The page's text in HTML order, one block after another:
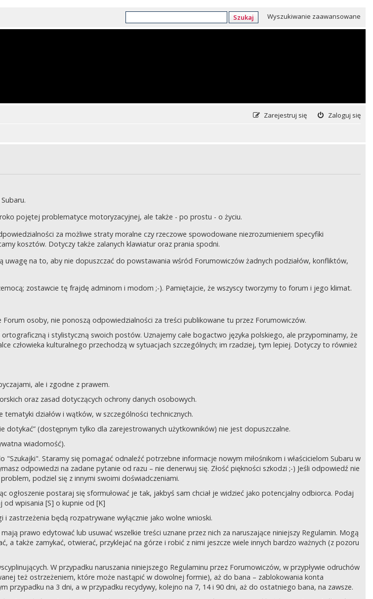
Szukaj Wyszukiwanie zaawansowane
Zaloguj się
Zarejestruj się
pojętej problematyce motoryzacyjnej, ale także - po prostu - o życiu.
za możliwe straty moralne czy rzeczowe spowodowane niezrozumieniem specyfiki
kosztów. Dotyczy także zalanych klawiatur oraz prania spodni.
na to, aby nie dopuszczać do powstawania wśród Forumowiczów żadnych podziałów, konfliktów,
zostawcie tę frajdę adminom i modom ;-). Pamiętajcie, że wszyscy tworzymy to forum i jego klimat.
osoby, nie ponoszą odpowiedzialności za treści publikowane tu przez Forumowiczów.
i stylistyczną swoich postów. Uznajemy całe bogactwo języka polskiego, ale przypominamy, że
człowieka kulturalnego przechodzą w sytuacjach szczególnych; im rzadziej, tym lepiej. Dotyczy to również
ale i zgodne z prawem.
oraz zasad dotyczących ochrony danych osobowych.
działów i wątków, w szczególności technicznych.
dotykać” (dostępnym tylko dla zarejestrowanych użytkowników) nie jest dopuszczalne.
wiadomość).
"Szukajki". Staramy się pomagać odnaleźć potrzebne informacje nowym miłośnikom i właścicielom Subaru w
odpowiedzi na zadane pytanie od razu – nie denerwuj się. Złość piękności szkodzi ;-) Jeśli odpowiedź nie
podziel się z innymi swoimi doświadczeniami.
ogłoszenie postaraj się sformułować je tak, jakbyś sam chciał je widzieć jako potencjalny odbiorca. Podaj
od wpisania [S] o kupnie od [K]
będą rozpatrywane wyłącznie jako wolne wnioski.
prawo edytować lub usuwać wszelkie treści uznane przez nich za naruszające niniejszy Regulamin. Mogą
a także zamykać, otwierać, przyklejać na górze i robić z nimi jeszcze wiele innych bardzo ważnych (z pozoru
W przypadku naruszania niniejszego Regulaminu przez Forumowiczów, w przypływie odruchów
też ostrzeżeniem, które może nastąpić w dowolnej formie), aż do bana – zablokowania konta
przypadku na 3 dni, a w przypadku recydywy, kolejno na 7, 14 i 90 dni, aż do ostatniego bana, na zawsze.